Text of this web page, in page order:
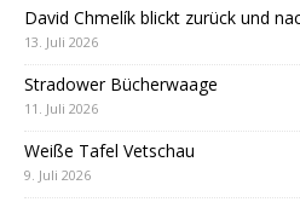
David Chmelík blickt zurück und
13. Juli 2026
Stradower Bücherwaage
11. Juli 2026
Weiße Tafel Vetschau
9. Juli 2026